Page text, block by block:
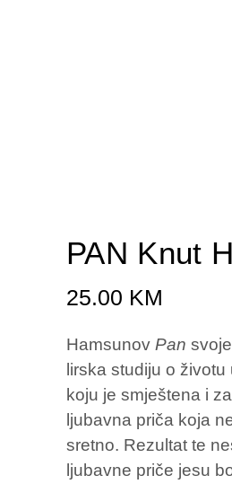
PAN Knut
25.00 KM
Hamsunov Pan
lirska studiju o životu
koju je smještena i
ljubavna priča koja
sretno. Rezultat te
ljubavne priče jesu